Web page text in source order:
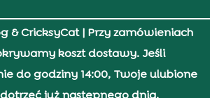
& CricksyCat| Przy zamówieniach
koszt dostawy. Jeśli
do godziny 14:00, Twoje ulubione
już następnego dnia.